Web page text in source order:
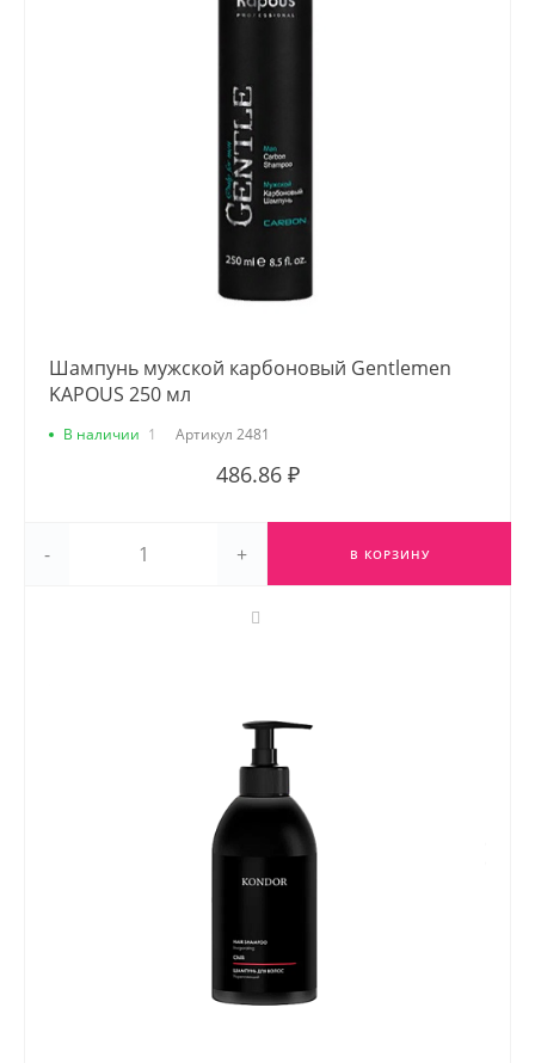
Шампунь мужской карбоновый Gentlemen
KAPOUS 250 мл
В наличии 1 Артикул 2481
486.86 ₽
- + В КОРЗИНУ